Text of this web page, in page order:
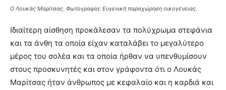
Ο Λουκάς Μαρίτσας. Φωτογραφία: Ευγενική παραχώρηση οικογένειας.
Ιδιαίτερη αίσθηση προκάλεσαν τα πολύχρωμα στεφάνια
και τα άνθη τα οποία είχαν καταλάβει το μεγαλύτερο
μέρος του σολέα και τα οποία ήρθαν να υπενθυμίσουν
στους προσκυνητές και στον γράφοντα ότι ο Λουκάς
Μαρίτσας ήταν άνθρωπος με κεφαλαίο και η καρδιά και